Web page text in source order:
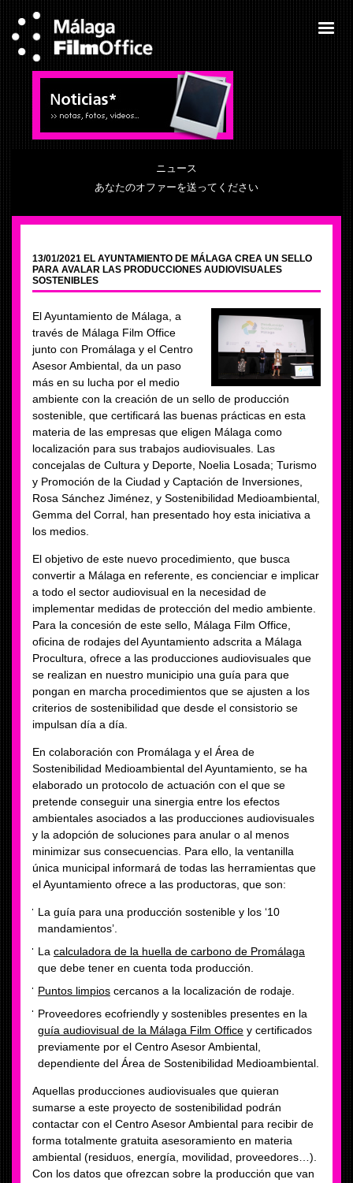
ニュース
あなたのオファーを送ってください
13/01/2021 EL AYUNTAMIENTO DE MÁLAGA CREA UN SELLO
PARA AVALAR LAS PRODUCCIONES AUDIOVISUALES
SOSTENIBLES
El Ayuntamiento de Málaga, a
través de Málaga Film Office
junto con Promálaga y el Centro
Asesor Ambiental, da un paso
más en su lucha por el medio
ambiente con la creación de un sello de producción
sostenible, que certificará las buenas prácticas en esta
materia de las empresas que eligen Málaga como
localización para sus trabajos audiovisuales. Las
concejalas de Cultura y Deporte, Noelia Losada; Turismo
y Promoción de la Ciudad y Captación de Inversiones,
Rosa Sánchez Jiménez, y Sostenibilidad Medioambiental,
Gemma del Corral, han presentado hoy esta iniciativa a
los medios.
El objetivo de este nuevo procedimiento, que busca
convertir a Málaga en referente, es concienciar e implicar
a todo el sector audiovisual en la necesidad de
implementar medidas de protección del medio ambiente.
Para la concesión de este sello, Málaga Film Office,
oficina de rodajes del Ayuntamiento adscrita a Málaga
Procultura, ofrece a las producciones audiovisuales que
se realizan en nuestro municipio una guía para que
pongan en marcha procedimientos que se ajusten a los
criterios de sostenibilidad que desde el consistorio se
impulsan día a día.
En colaboración con Promálaga y el Área de
Sostenibilidad Medioambiental del Ayuntamiento, se ha
elaborado un protocolo de actuación con el que se
pretende conseguir una sinergia entre los efectos
ambientales asociados a las producciones audiovisuales
y la adopción de soluciones para anular o al menos
minimizar sus consecuencias. Para ello, la ventanilla
única municipal informará de todas las herramientas que
el Ayuntamiento ofrece a las productoras, que son:
La guía para una producción sostenible y los ‘10
mandamientos’.
La calculadora de la huella de carbono de Promálaga
que debe tener en cuenta toda producción.
Puntos limpios cercanos a la localización de rodaje.
Proveedores ecofriendly y sostenibles presentes en la
guía audiovisual de la Málaga Film Office y certificados
previamente por el Centro Asesor Ambiental,
dependiente del Área de Sostenibilidad Medioambiental.
Aquellas producciones audiovisuales que quieran
sumarse a este proyecto de sostenibilidad podrán
contactar con el Centro Asesor Ambiental para recibir de
forma totalmente gratuita asesoramiento en materia
ambiental (residuos, energía, movilidad, proveedores…).
Con los datos que ofrezcan sobre la producción que van